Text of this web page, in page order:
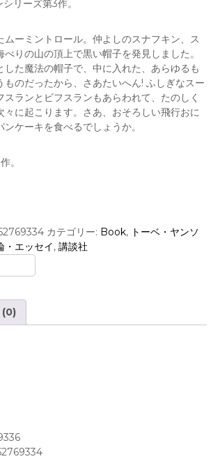
リーズ第3作。
ムーミントロール。仲よしのスナフキン、ス
りの山の頂上で黒い帽子を発見しました。
した魔法の帽子で、中に入れた、あらゆるも
ものだったから、さあたいへん! ふしぎなスー
ランとビフスランもあらわれて、たのしく
々に起こります。さあ、おそろしい飛行おに
ケーキを食べるでしょうか。
。
カテゴリー: Book, トーベ・ヤンソ
・エッセイ, 講談社
(0)
4062769334